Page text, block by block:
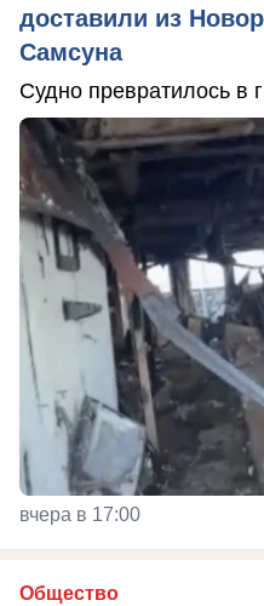
доставили из
Самсуна
Судно превратилось в
вчера в 17:00
Общество